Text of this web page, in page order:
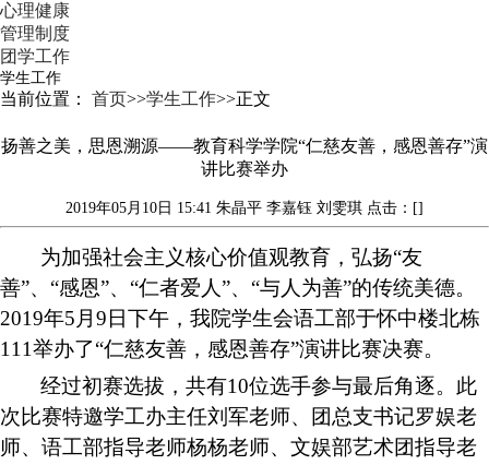
心理健康
管理制度
团学工作
学生工作
当前位置： 首页>>学生工作>>正文
扬善之美，思恩溯源——教育科学学院“仁慈友善，感恩善存”演
讲比赛举办
2019年05月10日 15:41 朱晶平 李嘉钰 刘雯琪 点击：[]
为加强社会主义核心价值观教育，弘扬“友
善”、“感恩”、“仁者爱人”、“与人为善”的传统美德。
2019年5月9日下午， 我院学生会语工部于怀中楼北栋
111举办了“仁慈友善，感恩善存”演讲比赛决赛。
经过初赛选拔，共有10位选手参与最后角逐。此
次 比赛特邀学工办主任刘军老师、 团总支书记罗娱老
师、 语工部指导老师杨杨老师、 文娱部艺术团指导老